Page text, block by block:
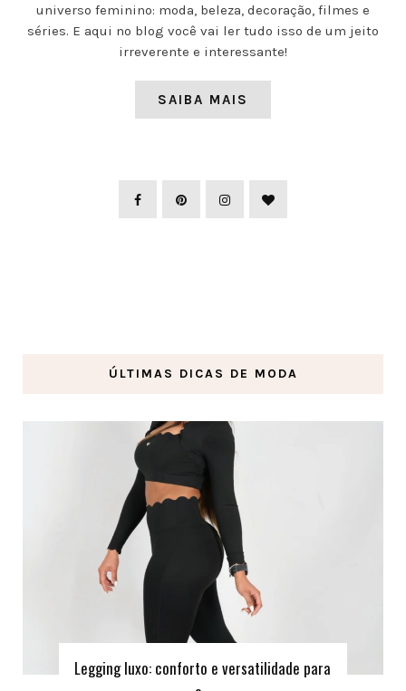
universo feminino: moda, beleza, decoração, filmes e
séries. E aqui no blog você vai ler tudo isso de um jeito
irreverente e interessante!
SAIBA MAIS
ÚLTIMAS DICAS DE MODA
Legging luxo: conforto e versatilidade para